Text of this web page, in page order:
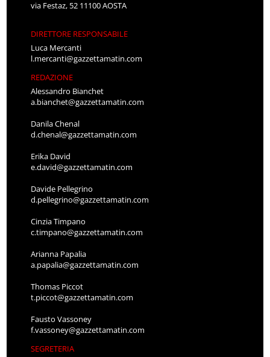
via Festaz, 52 11100 AOSTA
DIRETTORE RESPONSABILE
Luca Mercanti
l.mercanti@gazzettamatin.com
REDAZIONE
Alessandro Bianchet
a.bianchet@gazzettamatin.com
Danila Chenal
d.chenal@gazzettamatin.com
Erika David
e.david@gazzettamatin.com
Davide Pellegrino
d.pellegrino@gazzettamatin.com
Cinzia Timpano
c.timpano@gazzettamatin.com
Arianna Papalia
a.papalia@gazzettamatin.com
Thomas Piccot
t.piccot@gazzettamatin.com
Fausto Vassoney
f.vassoney@gazzettamatin.com
SEGRETERIA